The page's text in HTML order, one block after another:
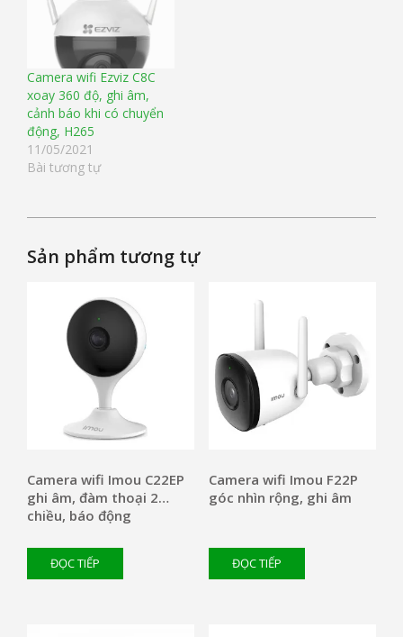
Camera wifi Ezviz C8C
xoay 360 độ, ghi âm,
cảnh báo khi có chuyển
động, H265
11/05/2021
Bài tương tự
Sản phẩm tương tự
Camera wifi Imou C22EP
ghi âm, đàm thoại 2
chiều, báo động
ĐỌC TIẾP
Camera wifi Imou F22P
góc nhìn rộng, ghi âm
ĐỌC TIẾP